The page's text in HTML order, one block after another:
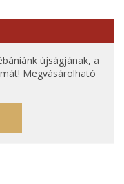
újságjának, a
Megvásárolható